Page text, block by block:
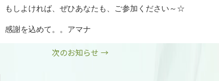
もしよければ、ぜひあなたも、ご参加ください～☆
感謝を込めて。。アマナ
次のお知らせ →